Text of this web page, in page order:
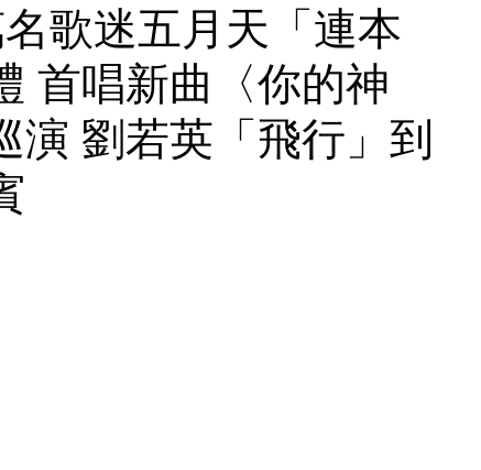
歌迷五月天「連本
首唱新曲〈你的神
演 劉若英「飛行」到